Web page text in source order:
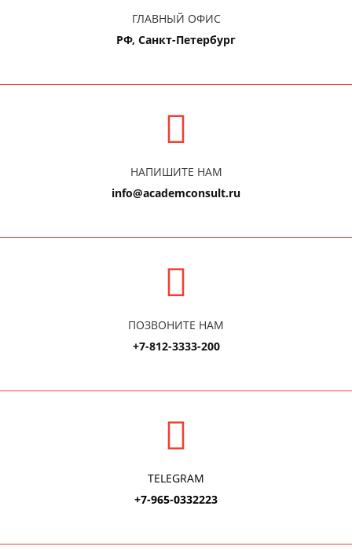
ГЛАВНЫЙ ОФИС
РФ, Санкт-Петербург
НАПИШИТЕ НАМ
info@academconsult.ru
ПОЗВОНИТЕ НАМ
+7-812-3333-200
TELEGRAM
+7-965-0332223